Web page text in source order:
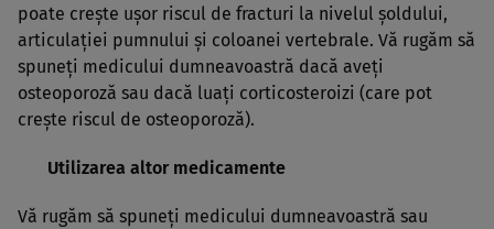
poate creşte uşor riscul de fracturi la nivelul şoldului,
articulaţiei pumnului şi coloanei vertebrale. Vă rugăm să
spuneţi medicului dumneavoastră dacă aveţi
osteoporoză sau dacă luaţi corticosteroizi (care pot
creşte riscul de osteoporoză).
Utilizarea altor medicamente
Vă rugăm să spuneţi medicului dumneavoastră sau